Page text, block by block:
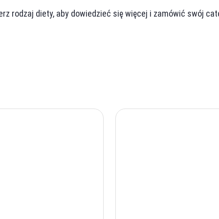
rodzaj diety, aby dowiedzieć się więcej i zamówić swój